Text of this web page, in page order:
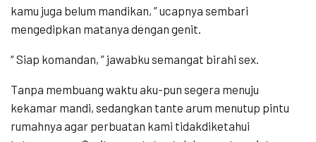
kamu juga belum mandikan, ” ucapnya sembari
mengedipkan matanya dengan genit.
“ Siap komandan, ” jawabku semangat birahi sex.
Tanpa membuang waktu aku-pun segera menuju
kekamar mandi, sedangkan tante arum menutup pintu
rumahnya agar perbuatan kami tidakdiketahui